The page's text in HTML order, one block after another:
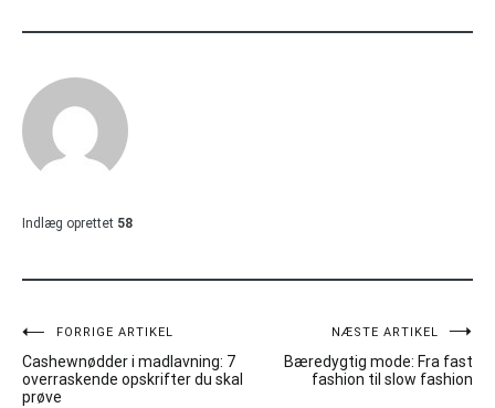
Indlæg oprettet 58
Indlægsnavigation
FORRIGE ARTIKEL
Cashewnødder i madlavning: 7
overraskende opskrifter du skal
prøve
NÆSTE ARTIKEL
Bæredygtig mode: Fra fast
fashion til slow fashion